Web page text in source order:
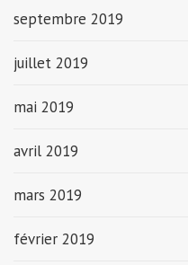
septembre 2019
juillet 2019
mai 2019
avril 2019
mars 2019
février 2019